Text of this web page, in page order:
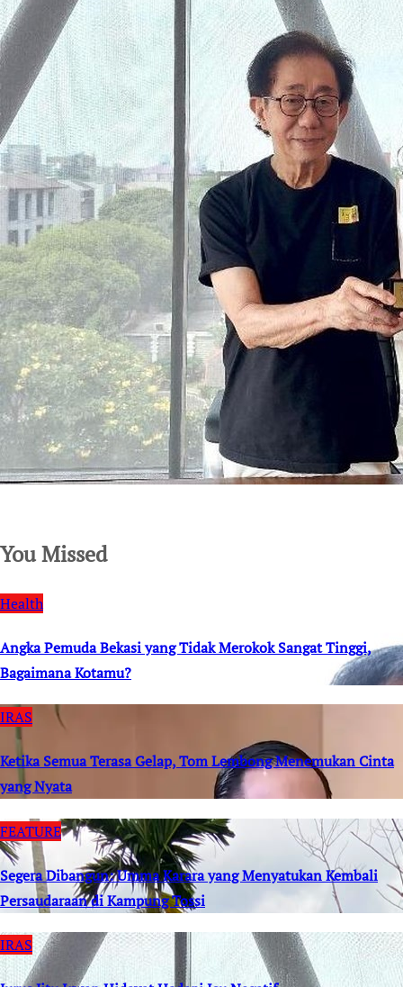
You Missed
Health
Angka Pemuda Bekasi yang Tidak Merokok Sangat Tinggi,
Bagaimana Kotamu?
IRAS
Ketika Semua Terasa Gelap, Tom Lembong Menemukan Cinta
yang Nyata
FEATURE
Segera Dibangun: Umma Karara yang Menyatukan Kembali
Persaudaraan di Kampung Tossi
IRAS